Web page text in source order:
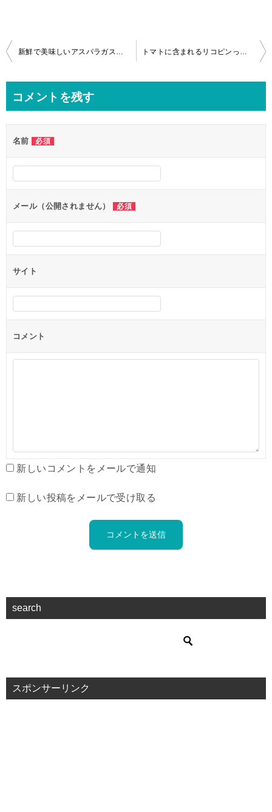
投
ビ
ー
シ
ン
新鮮で美味しいアスパラガスの見分け方！穂先の張り具合とオスとメス トマトに含まれるリコピンって？高い効能で美肌＆ダイエット効果
コメントを残す
名前 必須
メール（公開されません） 必須
サイト
コメント
新しいコメントをメールで通知
新しい投稿をメールで受け取る
search
スポンサーリンク